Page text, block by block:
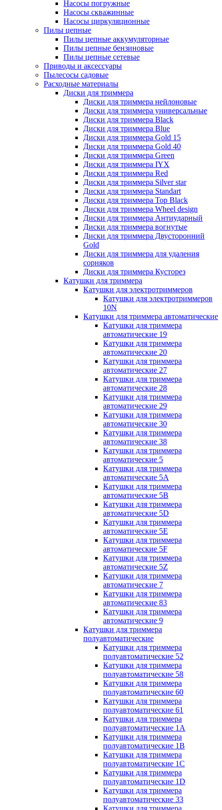
Насосы погружные
Насосы скважинные
Насосы циркуляционные
Пилы цепные
Пилы цепные аккумуляторные
Пилы цепные бензиновые
Пилы цепные сетевые
Приводы и аксессуары
Пылесосы садовые
Расходные материалы
Диски для триммера
Диски для триммера нейлоновые
Диски для триммера универсальные
Диски для триммера Black
Диски для триммера Blue
Диски для триммера Gold 15
Диски для триммера Gold 40
Диски для триммера Green
Диски для триммера IYX
Диски для триммера Red
Диски для триммера Silver star
Диски для триммера Standart
Диски для триммера Top Black
Диски для триммера Wheel design
Диски для триммера Антиударный
Диски для триммера вогнутые
Диски для триммера Двусторонний
Gold
Диски для триммера для удаления
сорняков
Диски для триммера Кусторез
Катушки для триммера
Катушки для электротриммеров
Катушки для электротриммеров
10N
Катушки для триммера автоматические
Катушки для триммера
автоматические 19
Катушки для триммера
автоматические 20
Катушки для триммера
автоматические 27
Катушки для триммера
автоматические 28
Катушки для триммера
автоматические 29
Катушки для триммера
автоматические 30
Катушки для триммера
автоматические 38
Катушки для триммера
автоматические 5
Катушки для триммера
автоматические 5A
Катушки для триммера
автоматические 5B
Катушки для триммера
автоматические 5D
Катушки для триммера
автоматические 5E
Катушки для триммера
автоматические 5F
Катушки для триммера
автоматические 5Z
Катушки для триммера
автоматические 7
Катушки для триммера
автоматические 83
Катушки для триммера
автоматические 9
Катушки для триммера
полуавтоматические
Катушки для триммера
полуавтоматические 52
Катушки для триммера
полуавтоматические 58
Катушки для триммера
полуавтоматические 60
Катушки для триммера
полуавтоматические 61
Катушки для триммера
полуавтоматические 1A
Катушки для триммера
полуавтоматические 1B
Катушки для триммера
полуавтоматические 1C
Катушки для триммера
полуавтоматические 1D
Катушки для триммера
полуавтоматические 33